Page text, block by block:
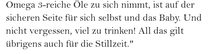
Omega 3-reiche Öle zu sich nimmt, ist auf der
sicheren Seite für sich selbst und das Baby. Und
nicht vergessen, viel zu trinken! All das gilt
übrigens auch für die Stillzeit."